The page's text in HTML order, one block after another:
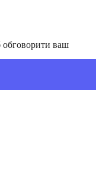
обговорити ваш